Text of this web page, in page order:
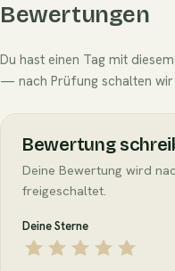
Bewertungen
Du hast einen Tag mit
— nach Prüfung schalten
Bewertung
Deine Bewertung wird
freigeschaltet.
Deine Sterne